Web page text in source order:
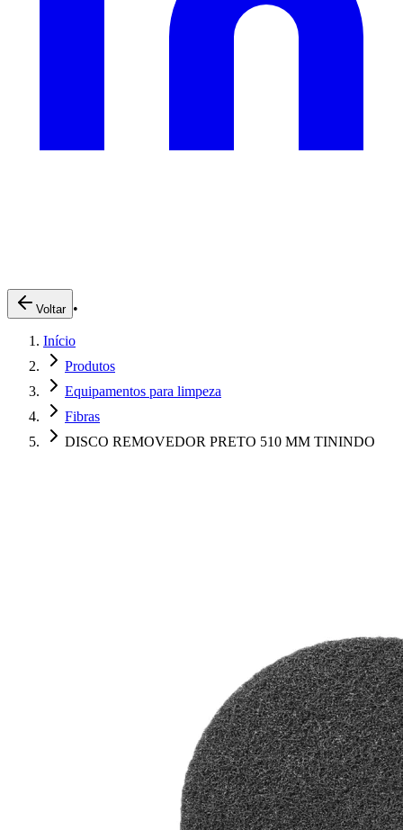
Pedidos Online
Trabalhe Conosco
Voltar •
Início
Produtos
Equipamentos para limpeza
Fibras
DISCO REMOVEDOR PRETO 510 MM TININDO